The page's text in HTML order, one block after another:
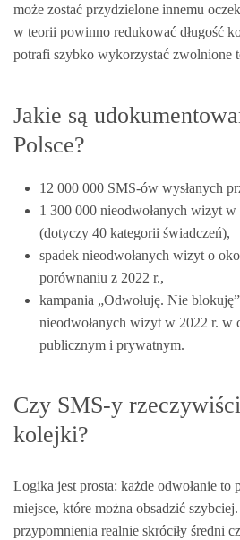
może zostać przydzielone innemu
w teorii powinno redukować długość
potrafi szybko wykorzystać zwolnione
Jakie są
Polsce?
12 000 000 SMS-ów wysłanych
1 300 000 nieodwołanych wizyt
(dotyczy 40 kategorii świadczeń),
spadek nieodwołanych wizyt o
porównaniu z 2022 r.,
kampania „Odwołuję. Nie
nieodwołanych wizyt w 2022 r. w
publicznym i prywatnym.
Czy SMS-y
kolejki?
Logika jest prosta: każde odwołanie to
miejsce, które można obsadzić
przypomnienia realnie skróciły średni